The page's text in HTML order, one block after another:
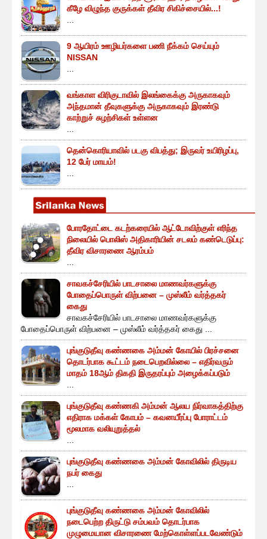
கீழே விழுந்த குருக்கள் தீவிர சிகிச்சையில்...!
...
9 ஆயிரம் ஊழியர்களை பணி நீக்கம் செய்யும்
NISSAN
...
வங்காள விரிகுடாவில் இலங்கைக்கு அருகாகவும்
அந்தமான் தீவுகளுக்கு அருகாகவும் இரண்டு
காற்றுச் சுழற்சிகள் உள்ளன
...
தென்கொரியாவில் படகு விபத்து; இருவர் உயிரிழப்பு,
12 பேர் மாயம்!
...
போரதோட்டை கடற்கரையில் ஆட்டோவிற்குள் எரிந்த
நிலையில் பொலிஸ் அதிகாரியின் சடலம் கண்டெடுப்பு:
தீவிர விசாரணை ஆரம்பம்
...
சாவகச்சேரியில் பாடசாலை மாணவர்களுக்கு
போதைப்பொருள் விற்பனை – முஸ்லீம் வர்த்தகர்
கைது
சாவகச்சேரியில் பாடசாலை மாணவர்களுக்கு
போதைப்பொருள் விற்பனை – முஸ்லீம் வர்த்தகர் கைது ...
புங்குடுதீவு கண்ணகை அம்மன் கோயில் பிரச்சனை
தொடர்பாக கூட்டம் நடைபெறவில்லை – எதிர்வரும்
மாதம் 18ஆம் திகதி இருதரப்பும் அழைக்கப்படும்
...
புங்குடுதீவு கண்ணகி அம்மன் ஆலய நிர்வாகத்திற்கு
எதிராக மக்கள் கோபம் – கவனயீர்ப்பு போராட்டம்
மூலமாக வலியுறுத்தல்
...
புங்குடுதீவு கண்ணகை அம்மன் கோவிலில் திருடிய
நபர் கைது
...
புங்குடுதீவு கண்ணகை அம்மன் கோவிலில்
நடைபெற்ற திருட்டு சம்பவம் தொடர்பாக
முழுமையான விசாரணை மேற்கொள்ளப்படவேண்டும்